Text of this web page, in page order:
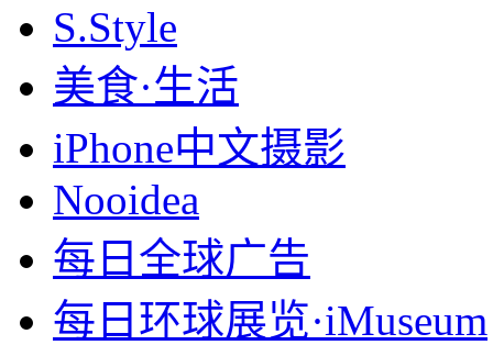
S.Style
美食·生活
iPhone中文摄影
Nooidea
每日全球广告
每日环球展览·iMuseum